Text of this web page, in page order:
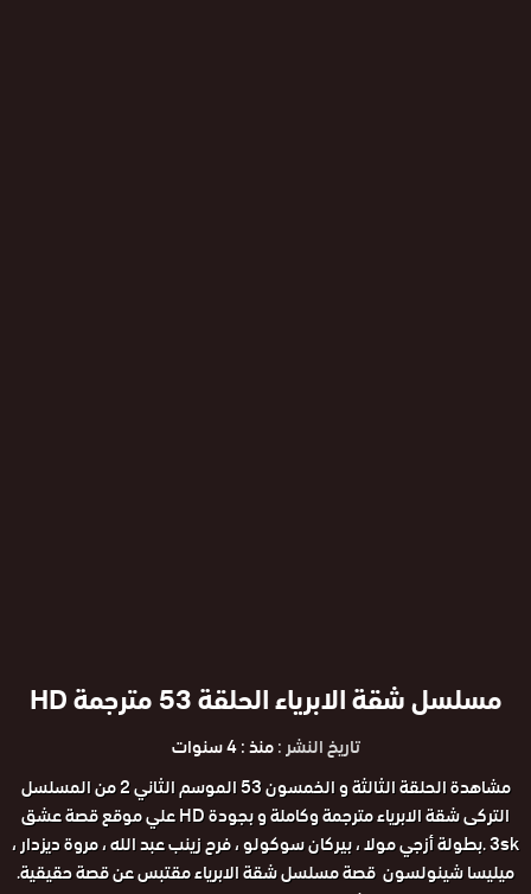
مسلسل شقة الابرياء الحلقة 53 مترجمة HD
تاريخ النشر :منذ : 4 سنوات
مشاهدة الحلقة الثالثة و الخمسون 53 الموسم الثاني 2 من المسلسل
التركى شقة الابرياء مترجمة وكاملة و بجودة HD علي موقع قصة عشق
3sk .بطولة أزجي مولا ، بيركان سوكولو ، فرح زينب عبد الله ، مروة ديزدار ،
ميليسا شينولسون قصة مسلسل شقة الابرياء مقتبس عن قصة حقيقية.